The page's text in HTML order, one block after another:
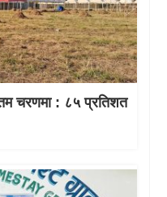
चरणमा : ८५ प्रतिशत